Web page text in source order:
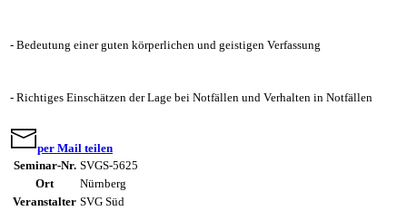
- Bedeutung einer guten körperlichen und geistigen Verfassung
- Richtiges Einschätzen der Lage bei Notfällen und Verhalten in Notfällen
per Mail teilen
Seminar-Nr. SVGS-5625
Ort
Nürnberg
Veranstalter SVG Süd